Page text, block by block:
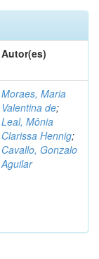
Autor(es)
Moraes, Maria
Valentina de;
Leal, Mônia
Clarissa Hennig;
Cavallo, Gonzalo
Aguilar